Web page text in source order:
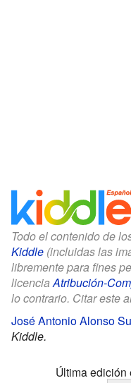
Todo el contenido de
Kiddle (incluidas las
libremente para fines
licenciaAtribución-
lo contrario. Citar este
José Antonio Alonso
Kiddle.
Última edición